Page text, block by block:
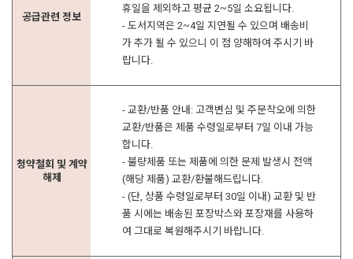
공급관련 정보
휴일을 제외하고 평균 2~5일 소요됩니다.
- 도서지역은 2~4일 지연될 수 있으며 배송비
가 추가 될 수 있으니 이 점 양해하여 주시기 바
랍니다.
청약철회 및 계약
해제
- 교환/반품 안내: 고객변심 및 주문착오에 의한
교환/반품은 제품 수령일로부터 7일 이내 가능
합니다.
- 불량제품 또는 제품에 의한 문제 발생시 전액
(해당 제품) 교환/환불해드립니다.
- (단, 상품 수령일로부터 30일 이내) 교환 및 반
품 시에는 배송된 포장박스와 포장재를 사용하
여 그대로 복원해주시기 바랍니다.